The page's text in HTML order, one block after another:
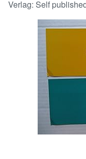
Sammlungen
Antiquarische Bücher
Kunst & Sammlerstücke
Verkäufer werden
Verlag: Self